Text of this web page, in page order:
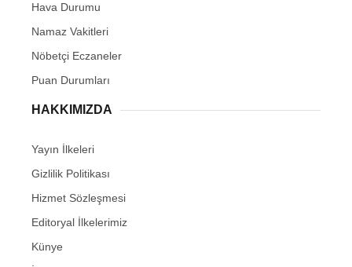
Hava Durumu
Namaz Vakitleri
Nöbetçi Eczaneler
Puan Durumları
HAKKIMIZDA
Yayın İlkeleri
Gizlilik Politikası
Hizmet Sözleşmesi
Editoryal İlkelerimiz
Künye